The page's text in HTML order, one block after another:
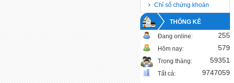
Chỉ số chứng khoán
THỐNG KÊ
Đang online: 255
Hôm nay: 579
Trong tháng: 59351
Tất cả: 9747059